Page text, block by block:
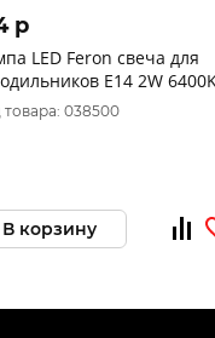
p
LED Feron свеча для
E14 2W
товара: 038500
В корзину